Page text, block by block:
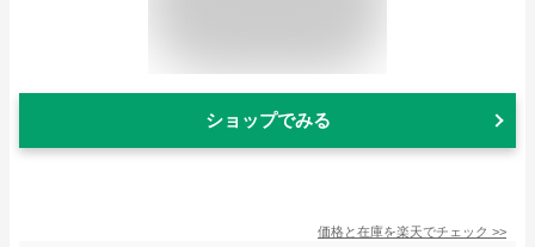
ショップでみる
価格と在庫を楽天でチェック >>